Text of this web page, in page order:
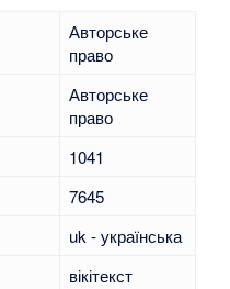
Авторське
право
Авторське
право
1041
7645
uk - українська
вікітекст